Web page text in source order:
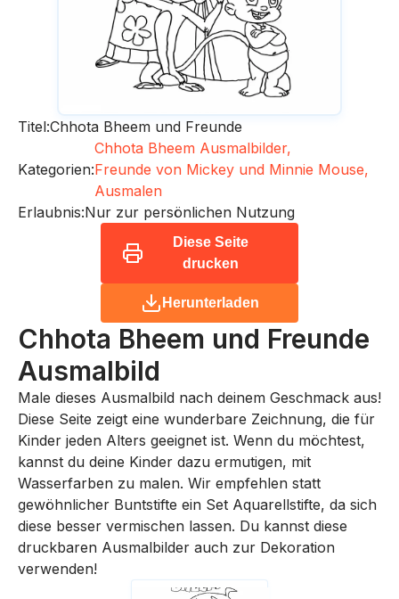
Titel:Chhota Bheem und Freunde
Kategorien:
Chhota Bheem Ausmalbilder,
Freunde von Mickey und Minnie Mouse,
Ausmalen
Erlaubnis:Nur zur persönlichen Nutzung
Diese Seite
drucken
Herunterladen
Chhota Bheem und Freunde
Ausmalbild
Male dieses Ausmalbild nach deinem Geschmack aus!
Diese Seite zeigt eine wunderbare Zeichnung, die für
Kinder jeden Alters geeignet ist. Wenn du möchtest,
kannst du deine Kinder dazu ermutigen, mit
Wasserfarben zu malen. Wir empfehlen statt
gewöhnlicher Buntstifte ein Set Aquarellstifte, da sich
diese besser vermischen lassen. Du kannst diese
druckbaren Ausmalbilder auch zur Dekoration
verwenden!